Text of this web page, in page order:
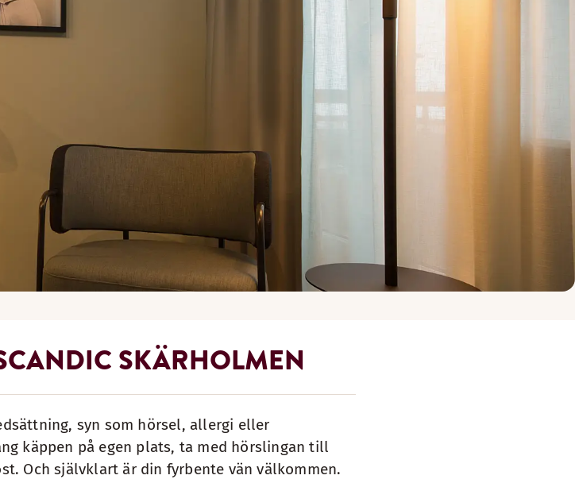
SKÄRHOLMEN
syn som hörsel, allergi eller
käppen på egen plats, ta med hörslingan till
Och självklart är din fyrbente vän välkommen.